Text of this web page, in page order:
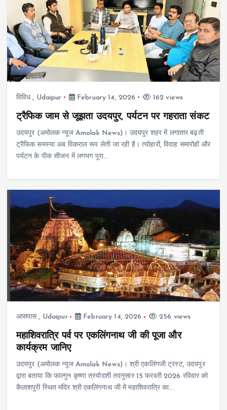
विविध, Udaipur February 14, 2026 162 views
ट्रैफिक जाम से जूझता उदयपुर, पर्यटन पर गहराता संकट
उदयपुर (अमोलक न्यूज Amolak News)। उदयपुर शहर में लगातार बढ़ती
ट्रैफिक समस्या अब विकराल रूप लेती जा रही है। त्योहारों, विवाह समारोहों और
पर्यटन के पीक सीजन में लगभग पूरा…
आसपास, Udaipur February 14, 2026 256 views
महाशिवरात्रि पर्व पर एकलिंगनाथ जी की पूजा और
कार्यक्रम जानिए
उदयपुर (अमोलक न्यूज Amolak News)। श्री एकलिंगजी ट्रस्ट, उदयपुर
द्वारा बताया कि फाल्गुन कृष्णा त्रयोदशी तदनुसार 15 फरवरी 2026 रविवार को
कैलाशपुरी स्थित मंदिर श्री एकलिंगनाथ जी में महाशिवरात्रि का…